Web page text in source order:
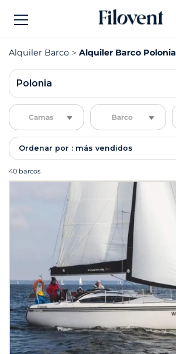
Alquiler Barco Alquiler Barco Polonia
Polonia
Camas Barco
Ordenar por : más vendidos
40 barcos